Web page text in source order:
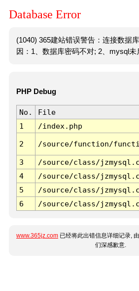
Database Error
(1040) 365建站错误警告：连接数据
因：1、数据库密码不对; 2、mysql未
PHP Debug
No. File
1
/index.php
2 /source/function/
3 /source/class/
4
/source/class/
5
/source/class/
6
/source/class/
www.365jz.com 已经将此出错信息详细记录,
们深感歉意.